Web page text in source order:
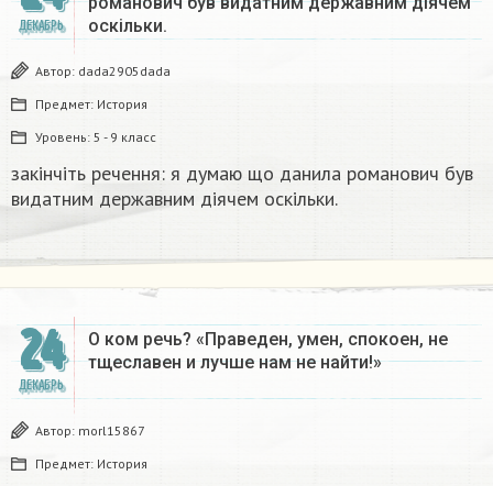
ДЕКАБРЬ
оскільки.
Автор: dada2905dada
Предмет: История
Уровень: 5 - 9 класс
закінчіть речення: я думаю що данила романович був
видатним державним діячем оскільки.
24
ДЕКАБРЬ
О ком речь? «Праведен, умен, спокоен, не
тщеславен и лучше нам не найти!»
Автор: morl15867
Предмет: История